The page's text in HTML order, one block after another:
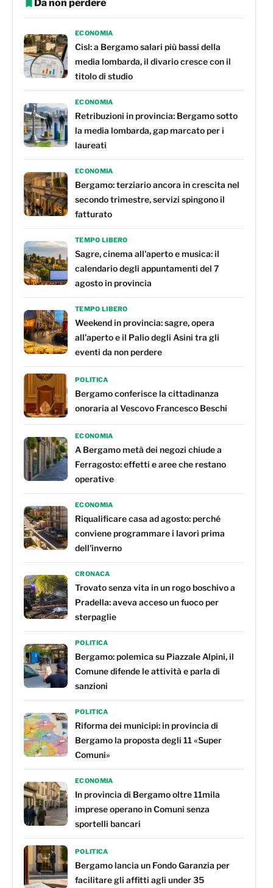
Da non perdere
ECONOMIA
Cisl: a Bergamo salari più bassi della
media lombarda, il divario cresce con il
titolo di studio
ECONOMIA
Retribuzioni in provincia: Bergamo sotto
la media lombarda, gap marcato per i
laureati
ECONOMIA
Bergamo: terziario ancora in crescita nel
secondo trimestre, servizi spingono il
fatturato
TEMPO LIBERO
Sagre, cinema all'aperto e musica: il
calendario degli appuntamenti del 7
agosto in provincia
TEMPO LIBERO
Weekend in provincia: sagre, opera
all’aperto e il Palio degli Asini tra gli
eventi da non perdere
POLITICA
Bergamo conferisce la cittadinanza
onoraria al Vescovo Francesco Beschi
ECONOMIA
A Bergamo metà dei negozi chiude a
Ferragosto: effetti e aree che restano
operative
ECONOMIA
Riqualificare casa ad agosto: perché
conviene programmare i lavori prima
dell'inverno
CRONACA
Trovato senza vita in un rogo boschivo a
Pradella: aveva acceso un fuoco per
sterpaglie
POLITICA
Bergamo: polemica su Piazzale Alpini, il
Comune difende le attività e parla di
sanzioni
POLITICA
Riforma dei municipi: in provincia di
Bergamo la proposta degli 11 «Super
Comuni»
ECONOMIA
In provincia di Bergamo oltre 11mila
imprese operano in Comuni senza
sportelli bancari
POLITICA
Bergamo lancia un Fondo Garanzia per
facilitare gli affitti agli under 35